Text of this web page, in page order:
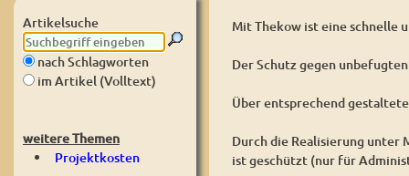
Artikelsuche
nach Schlagworten
im Artikel (Volltext)
weitere Themen
Projektkosten
Mit Thekow ist eine schnelle
Der Schutz gegen
Über entsprechend
Durch die Realisierung unter
ist geschützt (nur für